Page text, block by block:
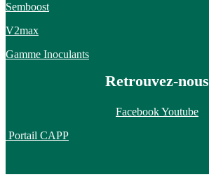
Semboost
V2max
Gamme Inoculants
Retrouvez-nous
FacebookYoutube
Portail CAPP